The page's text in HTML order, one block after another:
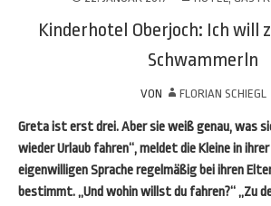
Kinderhotel Oberjoch: Ich will
Schwammerln
VON FLORIAN SCHIEGL
Greta ist erst drei. Aber sie weiß genau, was
wieder Urlaub fahren“, meldet die Kleine in
eigenwilligen Sprache regelmäßig bei ihren
bestimmt. „Und wohin willst du fahren?“ „Zu